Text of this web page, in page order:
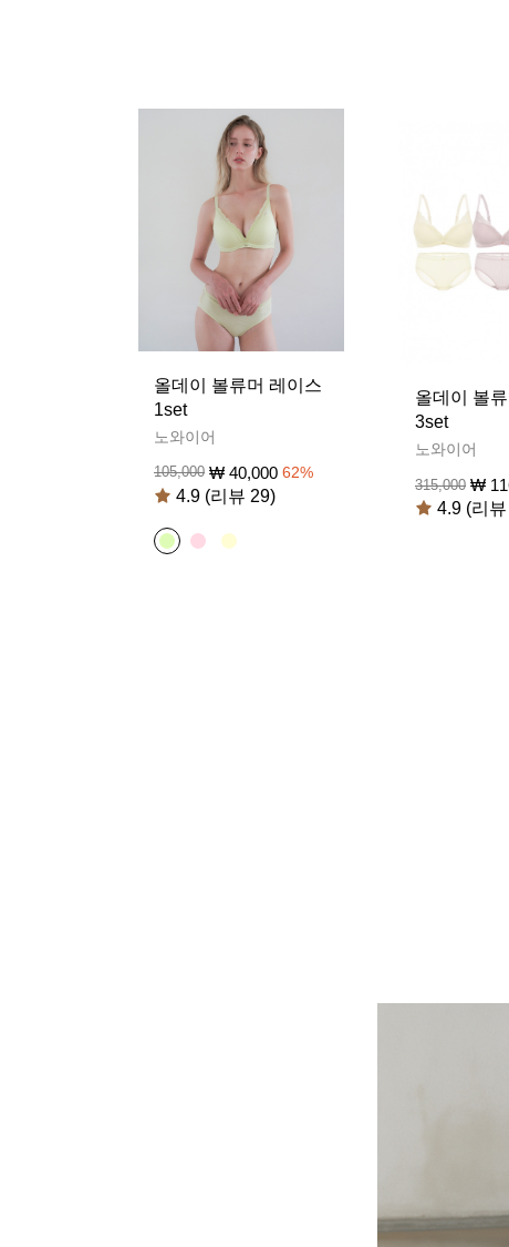
올데이 볼류머 레이스
1set
노와이어
105,000 ₩ 40,000 62%
4.9 (리뷰 29)
올데이 볼
3set
노와이어
315,000 ₩
4.9 (리